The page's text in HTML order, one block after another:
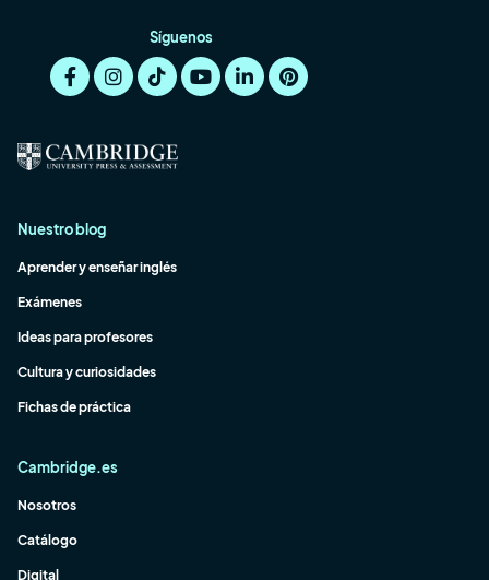
Síguenos
Nuestro blog
Aprender y enseñar inglés
Exámenes
Ideas para profesores
Cultura y curiosidades
Fichas de práctica
Cambridge.es
Nosotros
Catálogo
Digital